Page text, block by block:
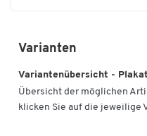
Varianten
Variantenübersicht -
Übersicht der möglichen
klicken Sie auf die jeweilige